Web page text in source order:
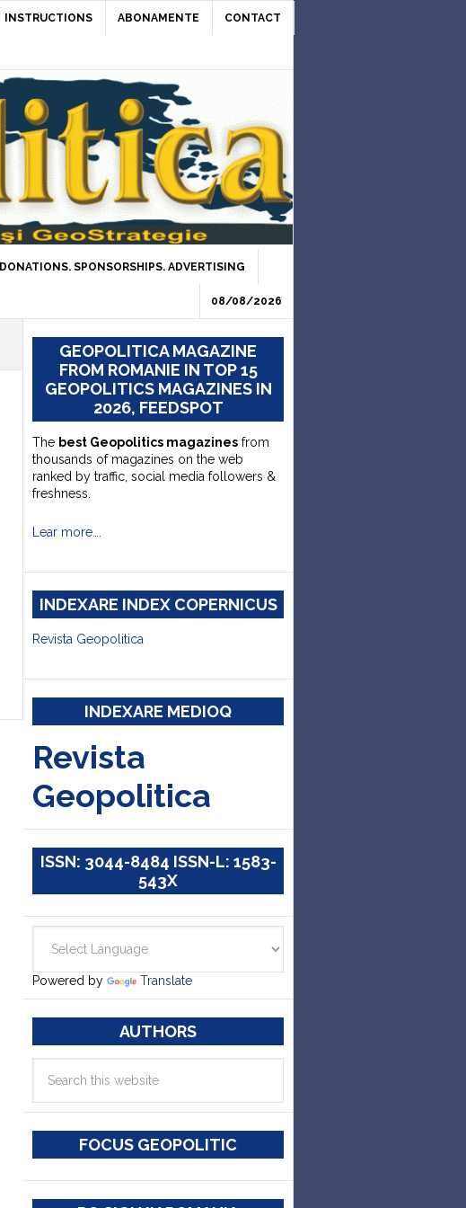
INSTRUCTIONS ABONAMENTE CONTACT
DONATIONS. SPONSORSHIPS. ADVERTISING
08/08/2026
GEOPOLITICA MAGAZINE
FROM ROMANIE IN TOP 15
GEOPOLITICS MAGAZINES IN
2026, FEEDSPOT
The best Geopolitics magazines from
thousands of magazines on the web
ranked by traffic, social media followers &
freshness.
Lear more….
INDEXARE INDEX COPERNICUS
Revista Geopolitica
INDEXARE MEDIOQ
Revista
Geopolitica
ISSN: 3044-8484 ISSN-L: 1583-
543X
Powered by Translate
AUTHORS
FOCUS GEOPOLITIC